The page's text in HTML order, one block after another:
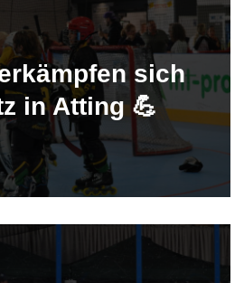
sich
in Atting 💪